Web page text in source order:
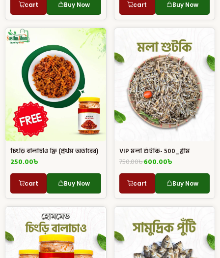
cart Buy Now cart Buy Now
চিংড়ি বালাচাও ফ্রি (প্রথম অর্ডারের)
250.00৳
cart Buy Now
VIP মলা শুঁটকি- 500_গ্রাম
750.00৳600.00৳
cart Buy Now